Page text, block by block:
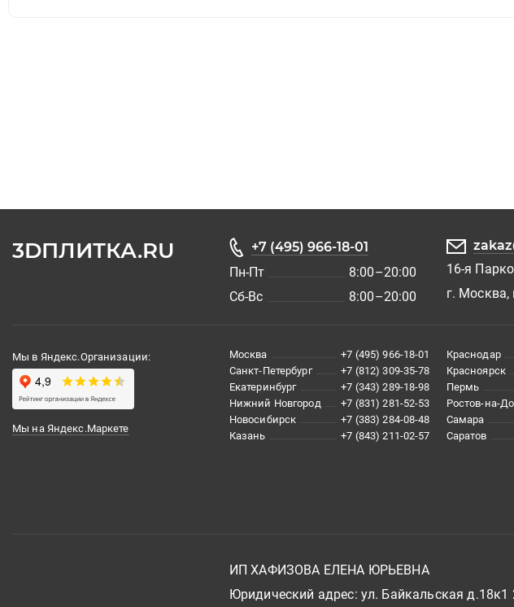
3DПЛИТКА.RU
+7 (495) 966-18-01
Пн-Пт
8:00–20:00
Сб-Вс
8:00–20:00
16-я
г. Москва,
Мы в Яндекс.Организации:
Мы на Яндекс.Маркете
Москва
+7 (495) 966-18-01
Санкт-Петербург
+7 (812) 309-35-78
Екатеринбург
+7 (343) 289-18-98
Нижний Новгород
+7 (831) 281-52-53
Новосибирск
+7 (383) 284-08-48
Казань
+7 (843) 211-02-57
Краснодар
Красноярск
Пермь
Ростов-на-
Самара
Саратов
ИП ХАФИЗОВА ЕЛЕНА ЮРЬЕВНА
Юридический адрес: ул. Байкальская